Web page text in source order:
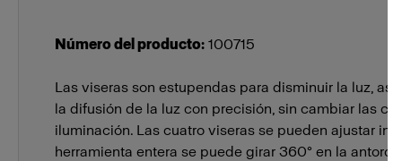
Número del producto: 100715
Las viseras son estupendas para disminuir la luz, así
la difusión de la luz con precisión, sin cambiar las
iluminación. Las cuatro viseras se pueden ajustar
herramienta entera se puede girar 360° en la